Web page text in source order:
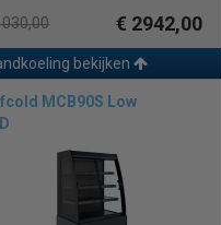
€ 2942,00
bekijken
MCB90S Low